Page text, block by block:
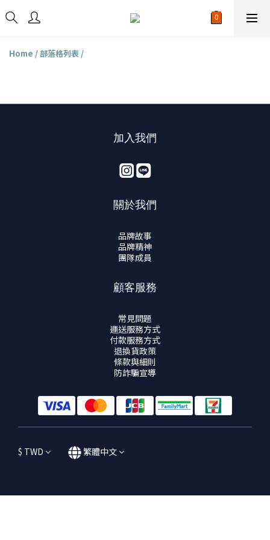
Home / 部落格列表 /
加入我們
關於我們
品牌故事
品牌精神
團隊成員
顧客服務
常見問題
運送服務方式
付款服務方式
退換貨政策
條款與細則
防詐騙宣導
$ TWD 繁體中文